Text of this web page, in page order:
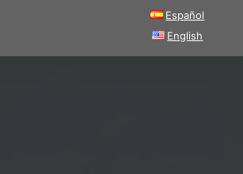
Español
English